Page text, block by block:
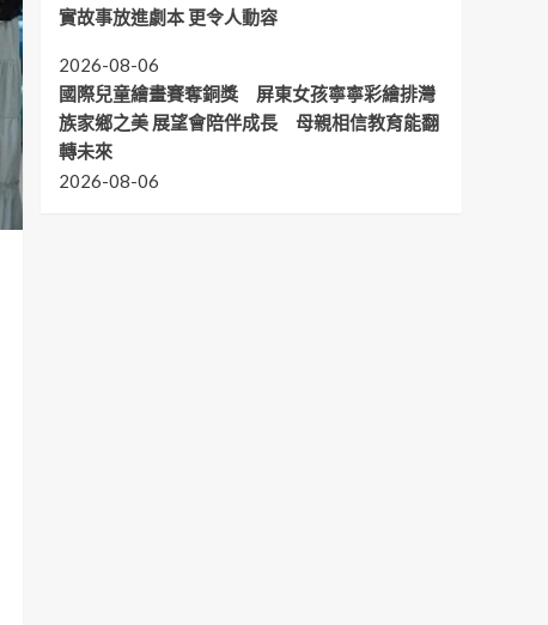
實故事放進劇本 更令人動容
2026-08-06
國際兒童繪畫賽奪銅獎 屏東女孩寧寧彩繪排灣
族家鄉之美 展望會陪伴成長 母親相信教育能翻
轉未來
2026-08-06